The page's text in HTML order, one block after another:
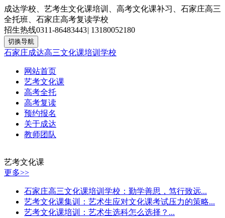
成达学校、艺考生文化课培训、高考文化课补习、石家庄高三
全托班、石家庄高考复读学校
招生热线0311-86483443| 13180052180
切换导航
石家庄成达高三文化课培训学校
网站首页
艺考文化课
高考全托
高考复读
预约报名
关于成达
教师团队
艺考文化课
更多>>
石家庄高三文化课培训学校：勤学善思，笃行致远...
艺考文化课集训：艺术生应对文化课考试压力的策略...
艺考文化课培训：艺术生选科怎么选择？...